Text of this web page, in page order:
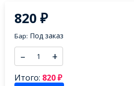
820₽
Бар: Под заказ
– +
Итого: 820₽